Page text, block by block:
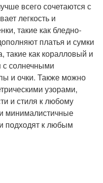
всего сочетаются с
легкость и
такие как бледно-
платья и сумки
такие как коралловый и
солнечными
и очки. Также можно
узорами,
и стиля к любому
минималистичные
подходят к любым